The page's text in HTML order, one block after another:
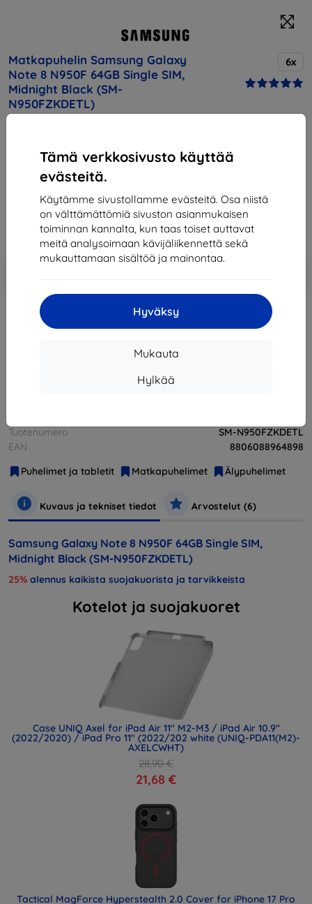
Tämä verkkosivusto käyttää
evästeitä.
Käytämme sivustollamme evästeitä. Osa niistä
on välttämättömiä sivuston asianmukaisen
toiminnan kannalta, kun taas toiset auttavat
meitä analysoimaan kävijäliikennettä sekä
mukauttamaan sisältöä ja mainontaa.
Hyväksy
Mukauta
Hylkää
Matkapuhelin Samsung Galaxy
Note 8 N950F 64GB Single SIM,
Midnight Black (SM-
N950FZKDETL)
6x
lisävarusteista!
1 036,90 €
933,21 €
Hinta ilman ALV:tä 752,59 €
Loppuunmyyty
Tuotenumero
SM-N950FZKDETL
EAN
8806088964898
Puhelimet ja tabletit
Matkapuhelimet Älypuhelimet
Kuvaus ja tekniset tiedot Arvostelut (6)
Samsung Galaxy Note 8 N950F 64GB Single SIM,
Midnight Black (SM-N950FZKDETL)
25% alennus kaikista suojakuorista ja tarvikkeista
Kotelot ja suojakuoret
Case UNIQ Axel for iPad Air 11" M2-M3 / iPad Air 10.9"
(2022/2020) / iPad Pro 11" (2022/202 white (UNIQ-PDA11(M2)-
AXELCWHT)
28,90 €
21,68 €
Tactical MagForce Hyperstealth 2.0 Cover for iPhone 17 Pro